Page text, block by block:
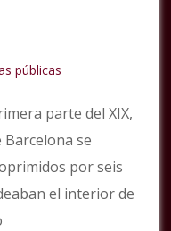
públicas
parte del XIX,
se
por seis
el interior de